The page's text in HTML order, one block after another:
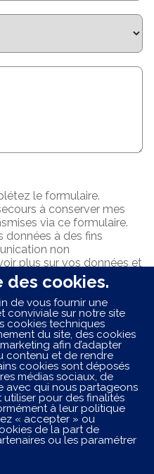
des cookies.
de vous fournir une
conviviale sur notre site
cookies techniques
du site, des cookies
afin d’adapter
contenu et de rendre
cookies sont déposés
médias sociaux, de
avec qui nous partageons
utiliser pour des finalités
à leur politique
« accepter » ou
de la part de
ou les paramétrer
le formulaire.
à conserver mes
via ce formulaire.
données à des fins
non
plus sur vos données et
secours autour de
secours dans les